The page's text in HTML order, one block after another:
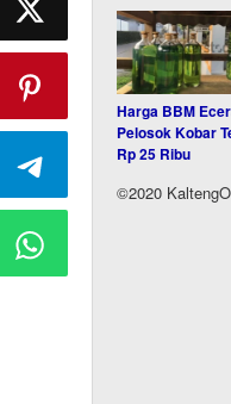
Harga BBM
Pelosok Kobar
Rp 25 Ribu
©2020